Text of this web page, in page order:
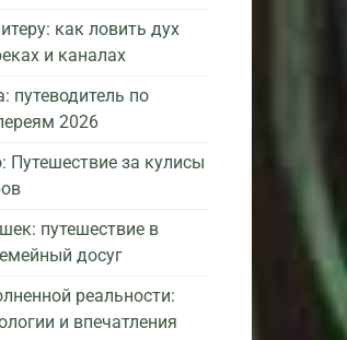
как ловить дух
и каналах
путеводитель по
2026
Путешествие за кулисы
путешествие в
досуг
реальности:
и впечатления